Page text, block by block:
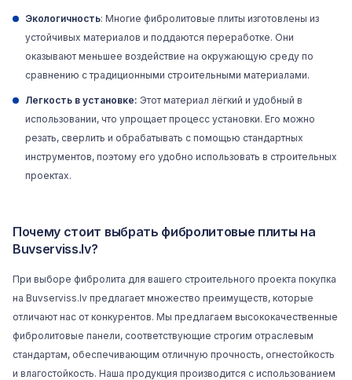
Экологичность: Многие фибролитовые плиты изготовлены из
устойчивых материалов и поддаются переработке. Они
оказывают меньшее воздействие на окружающую среду по
сравнению с традиционными строительными материалами.
Легкость в установке: Этот материал лёгкий и удобный в
использовании, что упрощает процесс установки. Его можно
резать, сверлить и обрабатывать с помощью стандартных
инструментов, поэтому его удобно использовать в строительных
проектах.
Почему стоит выбрать фибролитовые плиты на
Buvserviss.lv?
При выборе фибролита для вашего строительного проекта покупка
на Buvserviss.lv предлагает множество преимуществ, которые
отличают нас от конкурентов. Мы предлагаем высококачественные
фибролитовые панели, соответствующие строгим отраслевым
стандартам, обеспечивающим отличную прочность, огнестойкость
и влагостойкость. Наша продукция производится с использованием